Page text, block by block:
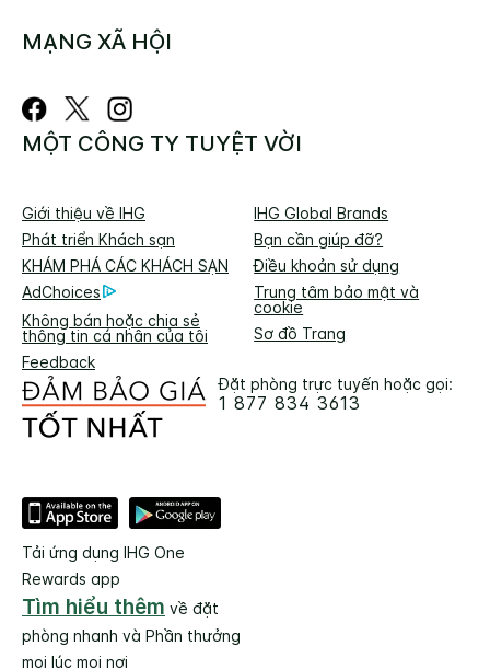
MẠNG XÃ HỘI
MỘT CÔNG TY TUYỆT VỜI
Giới thiệu về IHG
IHG Global Brands
Phát triển Khách sạn
Bạn cần giúp đỡ?
KHÁM PHÁ CÁC KHÁCH SẠN
Điều khoản sử dụng
AdChoices
Trung tâm bảo mật và
cookie
Không bán hoặc chia sẻ
thông tin cá nhân của tôi
Sơ đồ Trang
Feedback
Đặt phòng trực tuyến hoặc gọi:
1 877 834 3613
Tải ứng dụng IHG One
Rewards app
Tìm hiểu thêm về đặt
phòng nhanh và Phần thưởng
mọi lúc mọi nơi